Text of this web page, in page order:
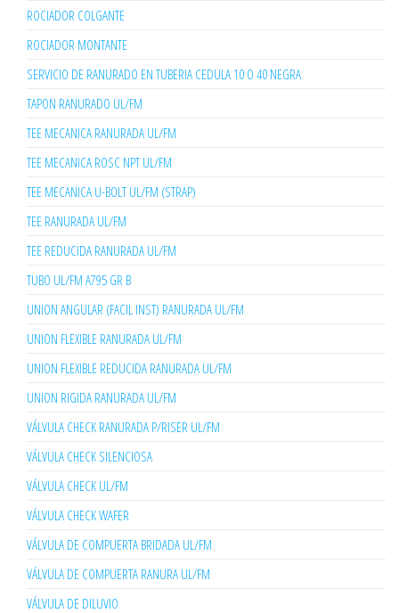
ROCIADOR COLGANTE
ROCIADOR MONTANTE
SERVICIO DE RANURADO EN TUBERIA CEDULA 10 O 40 NEGRA
TAPON RANURADO UL/FM
TEE MECANICA RANURADA UL/FM
TEE MECANICA ROSC NPT UL/FM
TEE MECANICA U-BOLT UL/FM (STRAP)
TEE RANURADA UL/FM
TEE REDUCIDA RANURADA UL/FM
TUBO UL/FM A795 GR B
UNION ANGULAR (FACIL INST) RANURADA UL/FM
UNION FLEXIBLE RANURADA UL/FM
UNION FLEXIBLE REDUCIDA RANURADA UL/FM
UNION RIGIDA RANURADA UL/FM
VÁLVULA CHECK RANURADA P/RISER UL/FM
VÁLVULA CHECK SILENCIOSA
VÁLVULA CHECK UL/FM
VÁLVULA CHECK WAFER
VÁLVULA DE COMPUERTA BRIDADA UL/FM
VÁLVULA DE COMPUERTA RANURA UL/FM
VÁLVULA DE DILUVIO